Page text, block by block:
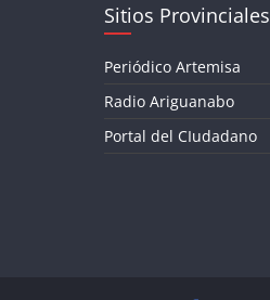
Sitios Provinciales
Periódico Artemisa
Radio Ariguanabo
Portal del CIudadano